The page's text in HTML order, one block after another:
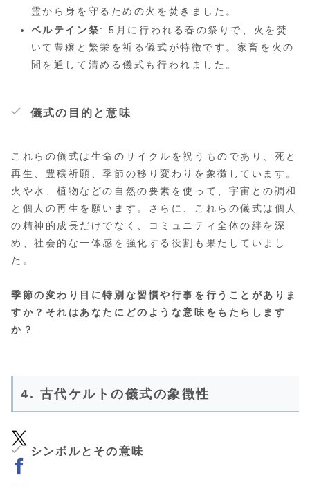
霊から身を守るための火を焚きました。
ベルテイン祭: 5月に行われる春の祭りで、火を焚
いて豊穣と繁栄を祈る儀式が特徴です。家畜を火の
間を通して清める儀式も行われました。
儀式の目的と意味
これらの儀式は生命のサイクルを祝うものであり、死と
再生、豊穣祈願、季節の移り変わりを象徴しています。
火や水、植物などの自然の要素を使って、宇宙との調和
と個人の再生を願います。さらに、これらの儀式は個人
の精神的成長だけでなく、コミュニティ全体の絆を深
め、社会的な一体感を強化する役割も果たしていまし
た。
季節の変わり目に特別な習慣や行事を行うことがありま
すか？それはあなたにどのような意味をもたらします
か？
4. 古代ケルトの儀式の象徴性
シンボルとその意味